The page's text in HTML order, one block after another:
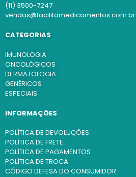
(11) 3500-7247
vendas@facilitamedicamentos.com.br
CATEGORIAS
IMUNOLOGIA
ONCOLÓGICOS
DERMATOLOGIA
GENÉRICOS
ESPECIAIS
INFORMAÇÕES
POLÍTICA DE DEVOLUÇÕES
POLÍTICA DE FRETE
POLÍTICA DE PAGAMENTOS
POLÍTICA DE TROCA
CÓDIGO DEFESA DO CONSUMIDOR